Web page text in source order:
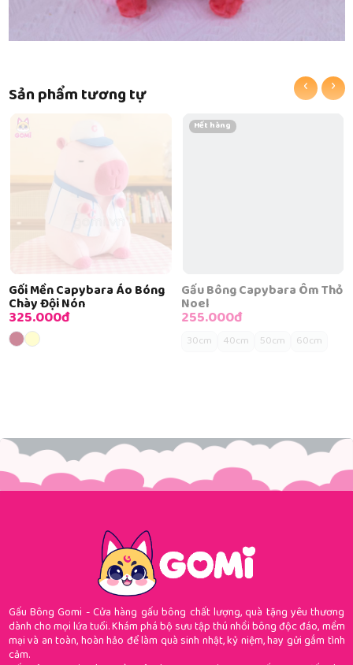
Sản phẩm tương tự
Gối Mền Capybara Áo Bóng
Chày Đội Nón
325.000đ
Hết hàng
Gấu Bông Capybara Ôm Thỏ
Noel
255.000đ
30cm 40cm 50cm 60cm
‹ ›
Gấu Bông Gomi - Cửa hàng gấu bông chất lượng, quà tặng yêu thương
dành cho mọi lứa tuổi. Khám phá bộ sưu tập thú nhồi bông độc đáo, mềm
mại và an toàn, hoàn hảo để làm quà sinh nhật, kỷ niệm, hay gửi gắm tình
cảm.